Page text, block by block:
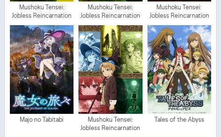
Mushoku Tensei:
Jobless Reincarnation
2 (ITA)
Mushoku Tensei:
Jobless Reincarnation
2
Mushoku Tensei:
Jobless Reincarnation
Part 2
Majo no Tabitabi
Mushoku Tensei:
Jobless Reincarnation
Tales of the Abyss